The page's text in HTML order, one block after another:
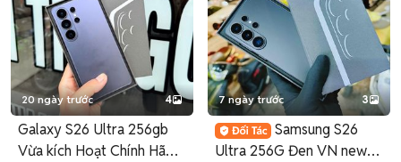
20 ngày trước 4
Galaxy S26 Ultra 256gb
Vừa kích Hoạt Chính Hãng
7 ngày trước 3
Samsung S26
Ultra 256G Đen VN new